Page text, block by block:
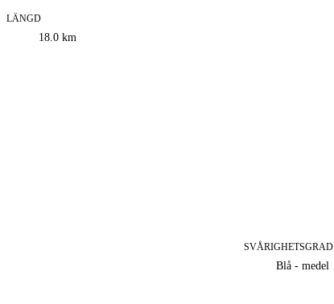
Information
LÄNGD
18.0 km
SVÅRIGHETSGRAD
Blå - medel